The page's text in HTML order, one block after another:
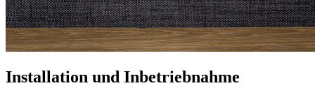
Installation und Inbetriebnahme